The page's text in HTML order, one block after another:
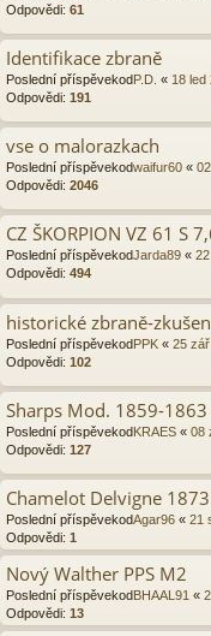
Odpovědi: 61
Identifikace zbraně
Poslední příspěvekodP.D. « 18 led
Odpovědi: 191
vse o malorazkach
Poslední příspěvekodwaifur60 «
Odpovědi: 2046
CZ ŠKORPION VZ 61 S
Poslední příspěvekodJarda89 «
Odpovědi: 494
historické zbraně-
Poslední příspěvekodPPK « 25 zář
Odpovědi: 102
Sharps Mod. 1859-1863
Poslední příspěvekodKRAES « 08
Odpovědi: 127
Chamelot Delvigne 1873
Poslední příspěvekodAgar96 « 21
Odpovědi: 1
Nový Walther PPS M2
Poslední příspěvekod BHAAL91 «
Odpovědi: 13